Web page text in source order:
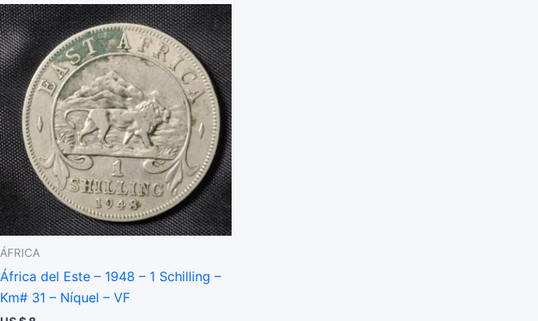
ÁFRICA
África del Este – 1948 – 1 Schilling –
Km# 31 – Níquel – VF